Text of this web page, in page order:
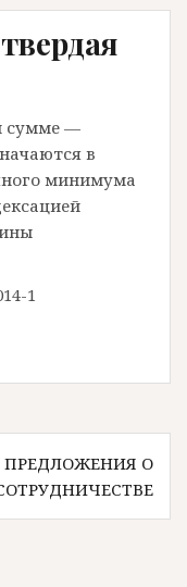
сумме —
в
минимума
1
ПРЕДЛОЖЕНИЯ О